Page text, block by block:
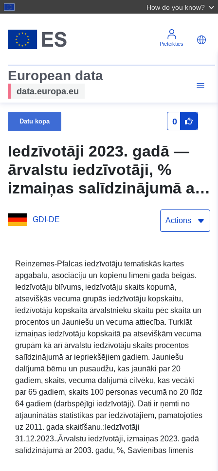
How do you know?
Pieteikties
European data
data.europa.eu
Datu kopa 0
Iedzīvotāji 2023. gadā —
ārvalstu iedzīvotāji, %
izmaiņas salīdzinājumā ar
GDI-DE Actions
Reinzemes-Pfalcas iedzīvotāju tematiskās kartes
apgabalu, asociāciju un kopienu līmenī gada beigās.
Iedzīvotāju blīvums, iedzīvotāju skaits kopumā,
atsevišķās vecuma grupās iedzīvotāju kopskaitu,
iedzīvotāju kopskaita ārvalstnieku skaitu pēc skaita un
procentos un Jauniešu un vecuma attiecība. Turklāt
izmaiņas iedzīvotāju kopskaitā pa atsevišķām vecuma
grupām kā arī ārvalstu iedzīvotāju skaits procentos
salīdzinājumā ar iepriekšējiem gadiem. Jauniešu
dalījumā bērnu un pusaudžu, kas jaunāki par 20
gadiem, skaits, vecuma dalījumā cilvēku, kas vecāki
par 65 gadiem, skaits 100 personas vecumā no 20 līdz
64 gadiem (darbspējīgi iedzīvotāji). Dati ir ņemti no
atjauninātās statistikas par iedzīvotājiem, pamatojoties
uz 2011. gada skaitīšanu.:Iedzīvotāji
31.12.2023.,Ārvalstu iedzīvotāji, izmaiņas 2023. gadā
salīdzinājumā ar 2003. gadu, %, Savienības līmenis